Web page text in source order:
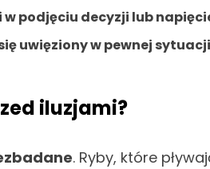
podjęciu decyzji lub
uwięziony w pewnej
iluzjami?
. Ryby, które